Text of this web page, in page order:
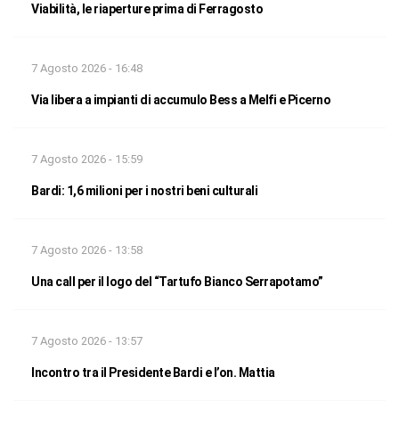
Viabilità, le riaperture prima di Ferragosto
7 Agosto 2026 - 16:48
Via libera a impianti di accumulo Bess a Melfi e Picerno
7 Agosto 2026 - 15:59
Bardi: 1,6 milioni per i nostri beni culturali
7 Agosto 2026 - 13:58
Una call per il logo del “Tartufo Bianco Serrapotamo”
7 Agosto 2026 - 13:57
Incontro tra il Presidente Bardi e l’on. Mattia